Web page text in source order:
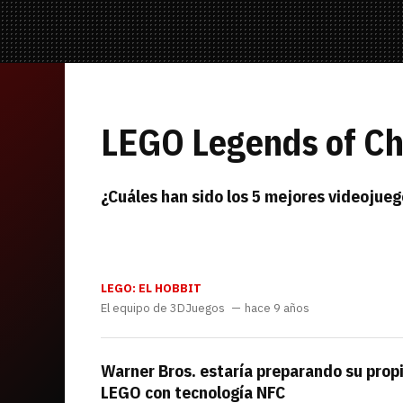
LEGO Legends of
¿Cuáles han sido los 5 mejores
LEGO: EL HOBBIT
El equipo de 3DJuegos
hace 9 años
Warner Bros. estaría preparando su
LEGO con tecnología NFC
Selección
Trivia
Equipo editorial
Contacta con nosotros
Mandos y
Todo
Whatsapp
TwitchTikTokInstagram
Facebook
TwitterYouTube
RSSDiscord